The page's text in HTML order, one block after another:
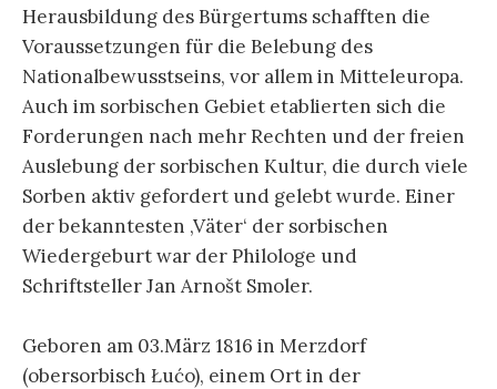
Herausbildung des Bürgertums schafften die
Voraussetzungen für die Belebung des
Nationalbewusstseins, vor allem in Mitteleuropa.
Auch im sorbischen Gebiet etablierten sich die
Forderungen nach mehr Rechten und der freien
Auslebung der sorbischen Kultur, die durch viele
Sorben aktiv gefordert und gelebt wurde. Einer
der bekanntesten ‚Väter‘ der sorbischen
Wiedergeburt war der Philologe und
Schriftsteller Jan Arnošt Smoler.
Geboren am 03.März 1816 in Merzdorf
(obersorbisch Łućo), einem Ort in der